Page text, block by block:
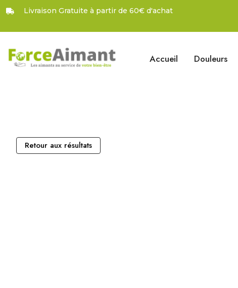
Livraison Gratuite à partir de 60€ d'achat
Accueil Douleurs
Retour aux résultats